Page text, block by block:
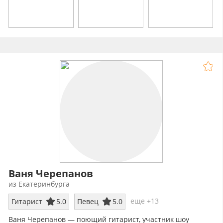
Ваня Черепанов
из Екатеринбурга
Гитарист
5.0 Певец 5.0
еще +13
Ваня Черепанов — поющий гитарист, участник шоу